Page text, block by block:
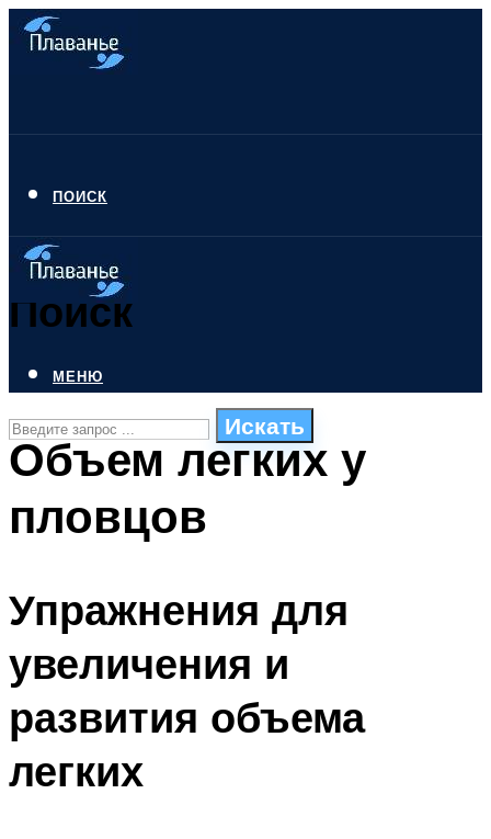
ПОИСК
Поиск
Искать
ПЛАВАНЬЕ ДЛЯ ДЕТЕЙ
ОЧИСТКА БАССЕЙНОВ
МЕНЮ
Объем легких у
пловцов
Упражнения для
увеличения и
развития объема
легких